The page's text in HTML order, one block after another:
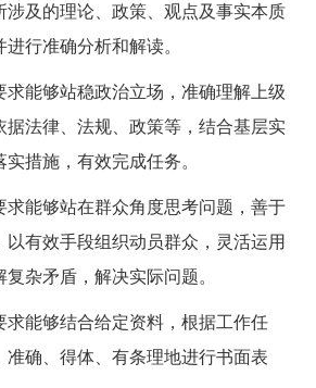
及的理论、政策、观点及事实本质
行准确分析和解读。
能够站稳政治立场，准确理解上级
法律、法规、政策等，结合基层实
措施，有效完成任务。
能够站在群众角度思考问题，善于
以有效手段组织动员群众，灵活运用
杂矛盾，解决实际问题。
能够结合给定资料，根据工作任
确、得体、有条理地进行书面表